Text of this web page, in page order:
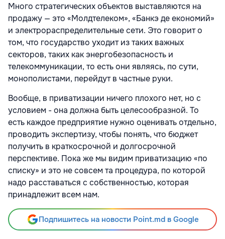
Много стратегических объектов выставляются на
продажу — это «Молдтелеком», «Банкэ де економий»
и электрораспределительные сети. Это говорит о
том, что государство уходит из таких важных
секторов, таких как энергобезопасность и
телекоммуникации, то есть они являясь, по сути,
монополистами, перейдут в частные руки.
Вообще, в приватизации ничего плохого нет, но с
условием - она должна быть целесообразной. То
есть каждое предприятие нужно оценивать отдельно,
проводить экспертизу, чтобы понять, что бюджет
получить в краткосрочной и долгосрочной
перспективе. Пока же мы видим приватизацию «по
списку» и это не совсем та процедура, по которой
надо расставаться с собственностью, которая
принадлежит всем нам.
Подпишитесь на новости Point.md в Google